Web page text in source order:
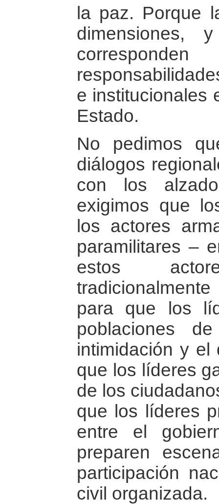
la paz. Porque
dimensiones,
e institucionales
Estado.
No pedimos
diálogos
con los
exigimos que
los actores
paramilitares –
estos
para que los
poblaciones
intimidación y el
que los líderes
de los
que los líderes
entre el
preparen
participación
civil organizada.